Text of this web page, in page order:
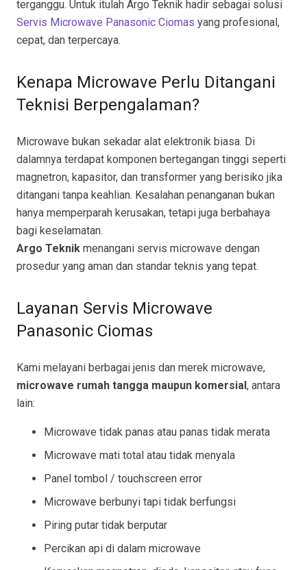
terganggu. Untuk itulah Argo Teknik hadir sebagai solusi
Servis Microwave Panasonic Ciomas yang profesional,
cepat, dan terpercaya.
Kenapa Microwave Perlu Ditangani
Teknisi Berpengalaman?
Microwave bukan sekadar alat elektronik biasa. Di
dalamnya terdapat komponen bertegangan tinggi seperti
magnetron, kapasitor, dan transformer yang berisiko jika
ditangani tanpa keahlian. Kesalahan penanganan bukan
hanya memperparah kerusakan, tetapi juga berbahaya
bagi keselamatan.
Argo Teknik menangani servis microwave dengan
prosedur yang aman dan standar teknis yang tepat.
Layanan Servis Microwave
Panasonic Ciomas
Kami melayani berbagai jenis dan merek microwave,
microwave rumah tangga maupun komersial, antara
lain:
Microwave tidak panas atau panas tidak merata
Microwave mati total atau tidak menyala
Panel tombol / touchscreen error
Microwave berbunyi tapi tidak berfungsi
Piring putar tidak berputar
Percikan api di dalam microwave